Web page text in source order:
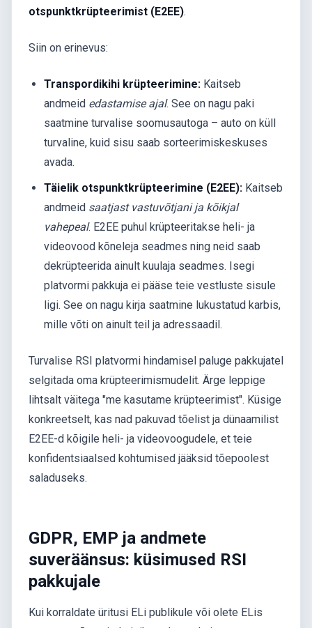
otspunktkrüpteerimist (E2EE).
Siin on erinevus:
Transpordikihi krüpteerimine: Kaitseb
andmeid edastamise ajal. See on nagu paki
saatmine turvalise soomusautoga – auto on küll
turvaline, kuid sisu saab sorteerimiskeskuses
avada.
Täielik otspunktkrüpteerimine (E2EE): Kaitseb
andmeid saatjast vastuvõtjani ja kõikjal
vahepeal. E2EE puhul krüpteeritakse heli- ja
videovood kõneleja seadmes ning neid saab
dekrüpteerida ainult kuulaja seadmes. Isegi
platvormi pakkuja ei pääse teie vestluste sisule
ligi. See on nagu kirja saatmine lukustatud karbis,
mille võti on ainult teil ja adressaadil.
Turvalise RSI platvormi hindamisel paluge pakkujatel
selgitada oma krüpteerimismudelit. Ärge leppige
lihtsalt väitega "me kasutame krüpteerimist". Küsige
konkreetselt, kas nad pakuvad tõelist ja dünaamilist
E2EE-d kõigile heli- ja videovoogudele, et teie
konfidentsiaalsed kohtumised jääksid tõepoolest
saladuseks.
GDPR, EMP ja andmete
suveräänsus: küsimused RSI
pakkujale
Kui korraldate üritusi ELi publikule või olete ELis